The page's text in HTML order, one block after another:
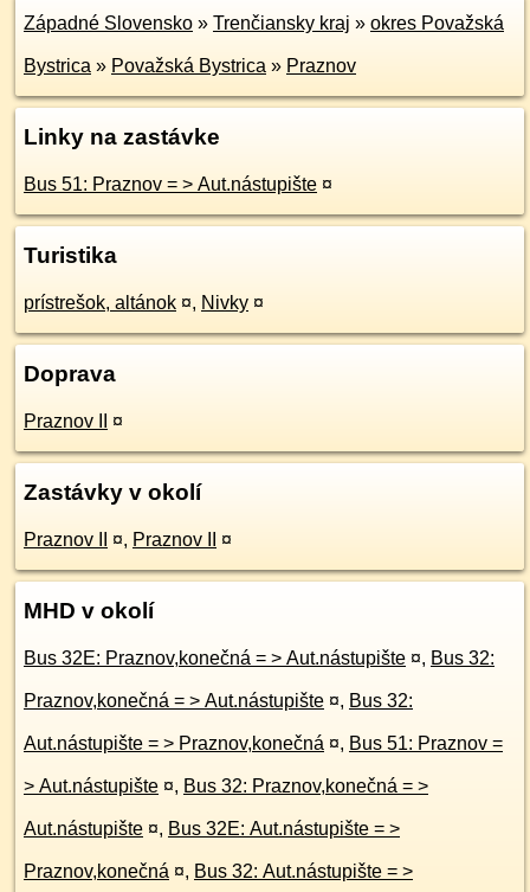
Západné Slovensko » Trenčiansky kraj » okres Považská
Bystrica » Považská Bystrica » Praznov
Linky na zastávke
Bus 51: Praznov = > Aut.nástupište ¤
Turistika
prístrešok, altánok ¤, Nivky ¤
Doprava
Praznov II ¤
Zastávky v okolí
Praznov II ¤, Praznov II ¤
MHD v okolí
Bus 32E: Praznov,konečná = > Aut.nástupište ¤, Bus 32:
Praznov,konečná = > Aut.nástupište ¤, Bus 32:
Aut.nástupište = > Praznov,konečná ¤, Bus 51: Praznov =
> Aut.nástupište ¤, Bus 32: Praznov,konečná = >
Aut.nástupište ¤, Bus 32E: Aut.nástupište = >
Praznov,konečná ¤, Bus 32: Aut.nástupište = >